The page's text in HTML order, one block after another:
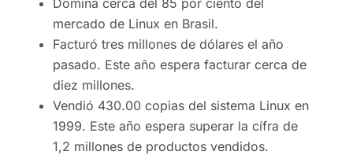
mercado de Linux en Brasil.
Facturó tres millones de dólares el año
pasado. Este año espera facturar cerca de
diez millones.
Vendió 430.00 copias del sistema Linux en
1999. Este año espera superar la cífra de
1,2 millones de productos vendidos.